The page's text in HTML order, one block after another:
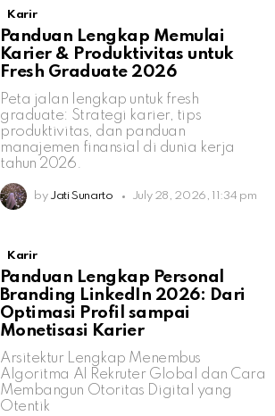
Karir
Panduan Lengkap Memulai
Karier & Produktivitas untuk
Fresh Graduate 2026
Peta jalan lengkap untuk fresh
graduate: Strategi karier, tips
produktivitas, dan panduan
manajemen finansial di dunia kerja
tahun 2026.
by Jati Sunarto July 28, 2026, 11:34 pm
Karir
Panduan Lengkap Personal
Branding LinkedIn 2026: Dari
Optimasi Profil sampai
Monetisasi Karier
Arsitektur Lengkap Menembus
Algoritma AI Rekruter Global dan Cara
Membangun Otoritas Digital yang
Otentik